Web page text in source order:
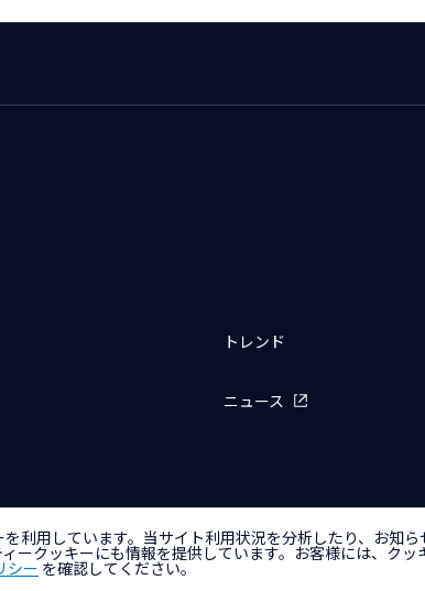
トレンド
ニュース
リシー アクセシビリティポリシー クッキー（Cookie）ポリシー
利用しています。当サイト利用状況を分析したり、お知
ークッキーにも情報を提供しています。お客様には、ク
シー を確認してください。